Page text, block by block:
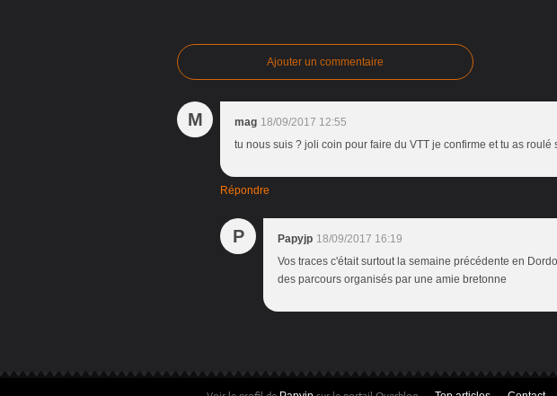
Ajouter un commentaire
M mag 18/09/2017 12:55
tu nous suis ? joli coin pour faire du VTT je confirme et tu as roulé
Répondre
P Papyjp 18/09/2017 16:19
Vos traces c'était surtout la semaine précédente en
des parcours organisés par une amie bretonne